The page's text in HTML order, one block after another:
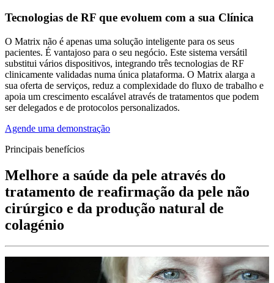
Tecnologias de RF que evoluem com a sua Clínica
O Matrix não é apenas uma solução inteligente para os seus
pacientes. É vantajoso para o seu negócio. Este sistema versátil
substitui vários dispositivos, integrando três tecnologias de RF
clinicamente validadas numa única plataforma. O Matrix alarga a
sua oferta de serviços, reduz a complexidade do fluxo de trabalho e
apoia um crescimento escalável através de tratamentos que podem
ser delegados e de protocolos personalizados.
Agende uma demonstração
Principais benefícios
Melhore a saúde da pele através do
tratamento de reafirmação da pele não
cirúrgico e da produção natural de
colagénio